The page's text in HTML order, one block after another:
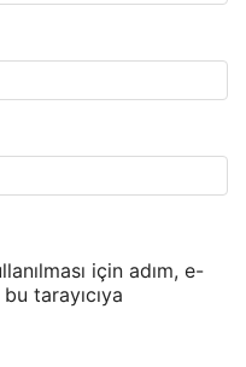
için adım, e-
tarayıcıya